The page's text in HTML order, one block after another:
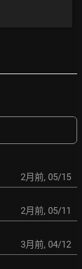
2月前, 05/15
2月前, 05/11
3月前, 04/12